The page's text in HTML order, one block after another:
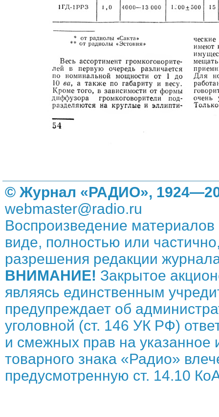
© Журнал «РАДИО»,
webmaster@radio.ru
Воспроизведение
виде, полностью или
разрешения редакции
ВНИМАНИЕ! Закрытое
являясь единственным
предупреждает об
уголовной (ст. 146 УК РФ)
и смежных прав на указанное
товарного знака «Радио»
предусмотренную ст. 14.10